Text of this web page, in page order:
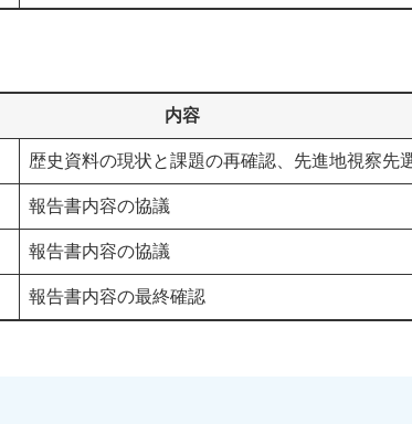
内容
歴史資料の現状と課題の再確認、先進地視察先
報告書内容の協議
報告書内容の協議
報告書内容の最終確認